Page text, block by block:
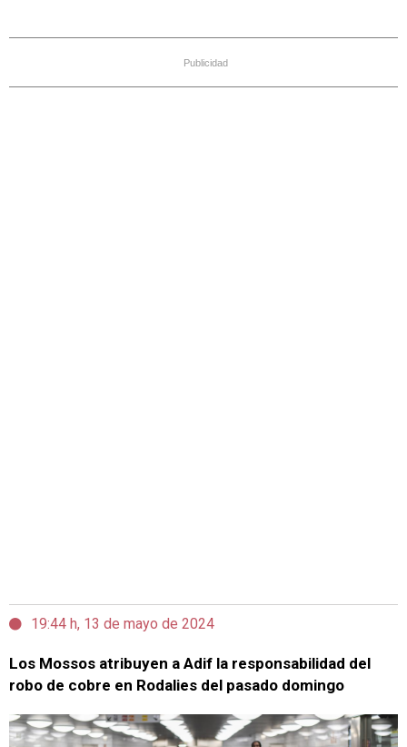
Publicidad
19:44 h, 13 de mayo de 2024
Los Mossos atribuyen a Adif la responsabilidad del
robo de cobre en Rodalies del pasado domingo